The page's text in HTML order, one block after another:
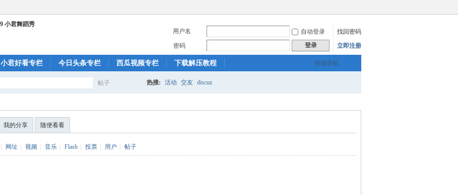
用户名 自动登录
找回密码
密码
登录 立即注册
快捷导航
小君好看专栏 今日头条专栏 西瓜视频专栏 下载解压教程
帖子 热搜: 活动 交友 discuz
我的分享 随便看看
网址 视频 音乐 Flash 投票 用户 帖子